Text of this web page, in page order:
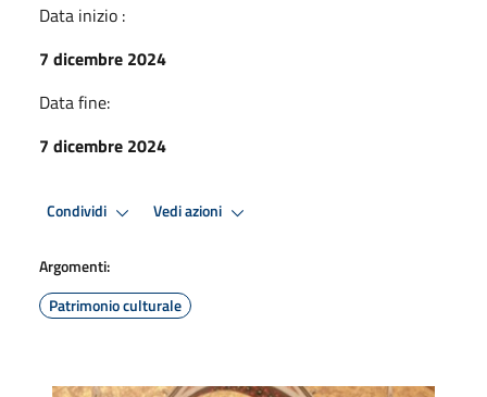
Data inizio :
7 dicembre 2024
Data fine:
7 dicembre 2024
Condividi Vedi azioni
Argomenti:
Patrimonio culturale